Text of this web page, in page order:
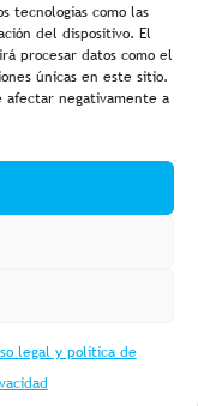
tecnologías como las
del dispositivo. El
procesar datos como el
únicas en este sitio.
negativamente a
legal y política de
Política de cookies